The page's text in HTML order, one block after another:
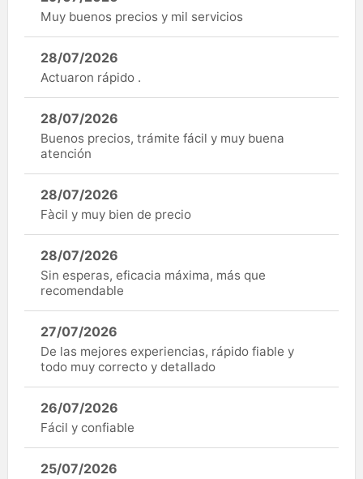
Muy buenos precios y mil servicios
28/07/2026
Actuaron rápido .
28/07/2026
Buenos precios, trámite fácil y muy buena
atención
28/07/2026
Fàcil y muy bien de precio
28/07/2026
Sin esperas, eficacia máxima, más que
recomendable
27/07/2026
De las mejores experiencias, rápido fiable y
todo muy correcto y detallado
26/07/2026
Fácil y confiable
25/07/2026